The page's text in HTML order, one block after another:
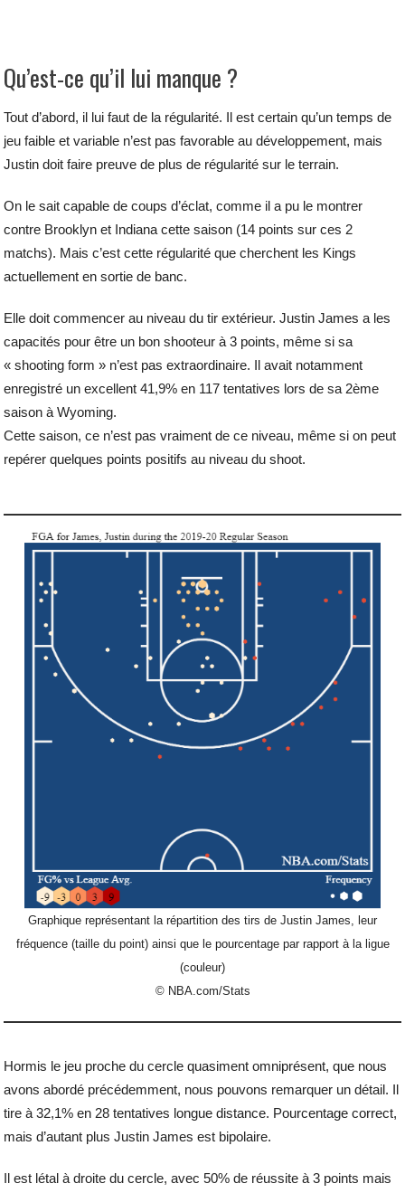
Qu’est-ce qu’il lui manque ?
Tout d’abord, il lui faut de la régularité. Il est certain qu’un temps de
jeu faible et variable n’est pas favorable au développement, mais
Justin doit faire preuve de plus de régularité sur le terrain.
On le sait capable de coups d’éclat, comme il a pu le montrer
contre Brooklyn et Indiana cette saison (14 points sur ces 2
matchs). Mais c’est cette régularité que cherchent les Kings
actuellement en sortie de banc.
Elle doit commencer au niveau du tir extérieur. Justin James a les
capacités pour être un bon shooteur à 3 points, même si sa
« shooting form » n’est pas extraordinaire. Il avait notamment
enregistré un excellent 41,9% en 117 tentatives lors de sa 2ème
saison à Wyoming.
Cette saison, ce n’est pas vraiment de ce niveau, même si on peut
repérer quelques points positifs au niveau du shoot.
Graphique représentant la répartition des tirs de Justin James, leur
fréquence (taille du point) ainsi que le pourcentage par rapport à la ligue
(couleur)
© NBA.com/Stats
Hormis le jeu proche du cercle quasiment omniprésent, que nous
avons abordé précédemment, nous pouvons remarquer un détail. Il
tire à 32,1% en 28 tentatives longue distance. Pourcentage correct,
mais d’autant plus Justin James est bipolaire.
Il est létal à droite du cercle, avec 50% de réussite à 3 points mais